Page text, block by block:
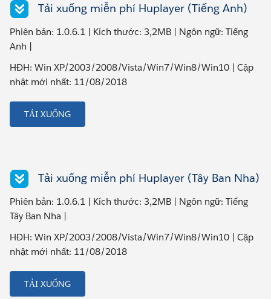
Tải xuống miễn phí Huplayer (Tiếng Anh)
Phiên bản: 1.0.6.1 | Kích thước: 3,2MB | Ngôn ngữ: Tiếng
Anh |
HĐH: Win XP/2003/2008/Vista/Win7/Win8/Win10 | Cập
nhật mới nhất: 11/08/2018
TẢI XUỐNG
Tải xuống miễn phí Huplayer (Tây Ban Nha)
Phiên bản: 1.0.6.1 | Kích thước: 3,2MB | Ngôn ngữ: Tiếng
Tây Ban Nha |
HĐH: Win XP/2003/2008/Vista/Win7/Win8/Win10 | Cập
nhật mới nhất: 11/08/2018
TẢI XUỐNG